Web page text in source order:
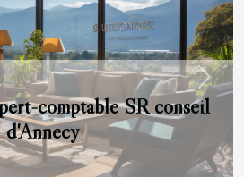
comptable SR conseil
d'Annecy
Next